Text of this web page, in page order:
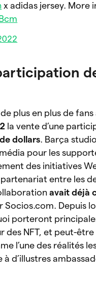
x adidas jersey. More
plus en plus de
la vente d’une
dollars. Barça
pour les
des initiatives
partenariat entre les
avait déjà
Socios.com. Depuis
porteront
des NFT, et peut-
l’une des réalités
d’illustres